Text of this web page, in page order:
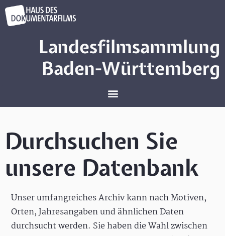
Landesfilmsammlung
Baden-Württemberg
Durchsuchen Sie
unsere Datenbank
Unser umfangreiches Archiv kann nach Motiven,
Orten, Jahresangaben und ähnlichen Daten
durchsucht werden. Sie haben die Wahl zwischen